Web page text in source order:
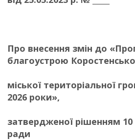
Про внесення змін до
благоустрою
міської територіальної
2026 роки»,
затвердженої рішенням 10
ради